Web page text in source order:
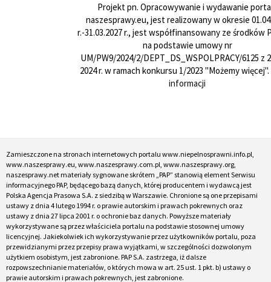
Projekt pn. Opracowywanie i wydawanie
naszesprawy.eu, jest realizowany w okresie
r.-31.03.2027 r., jest współfinansowany ze środków
na podstawie umowy nr
UM/PW9/2024/2/DEPT_DS_WSPOLPRACY/6125 z
2024 r. w ramach konkursu 1/2023 "Możemy więcej".
informacji
Zamieszczone na stronach internetowych portalu www.niepelnosprawni.info.pl,
www.naszesprawy.eu, www.naszesprawy.com.pl, www.naszesprawy.org,
naszesprawy.net materiały sygnowane skrótem „PAP” stanowią element Serwisu
informacyjnego PAP, będącego bazą danych, której producentem i wydawcą jest
Polska Agencja Prasowa S.A. z siedzibą w Warszawie. Chronione są one przepisami
ustawy z dnia 4 lutego 1994 r. o prawie autorskim i prawach pokrewnych oraz
ustawy z dnia 27 lipca 2001 r. o ochronie baz danych. Powyższe materiały
wykorzystywane są przez właściciela portalu na podstawie stosownej umowy
licencyjnej. Jakiekolwiek ich wykorzystywanie przez użytkowników portalu, poza
przewidzianymi przez przepisy prawa wyjątkami, w szczególności dozwolonym
użytkiem osobistym, jest zabronione. PAP S.A. zastrzega, iż dalsze
rozpowszechnianie materiałów, o których mowa w art. 25 ust. 1 pkt. b) ustawy o
prawie autorskim i prawach pokrewnych, jest zabronione.